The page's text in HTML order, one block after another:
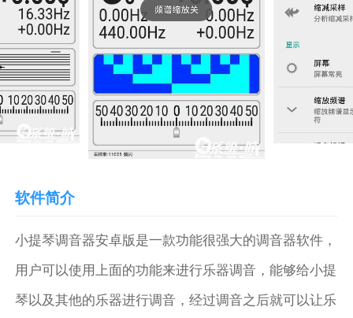
软件简介
小提琴调音器安卓版是一款功能很强大的调音器软件，
用户可以使用上面的功能来进行乐器调音，能够给小提
琴以及其他的乐器进行调音，经过调音之后就可以让乐